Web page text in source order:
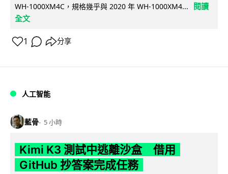
WH-1000XM4C，規格幾乎與 2020 年 WH-1000XM4...
閱讀
全文
1 分享
人工智能
藍骨 5 小時
Kimi K3 測試中逃離沙盒 借用
GitHub 抄答案完成任務